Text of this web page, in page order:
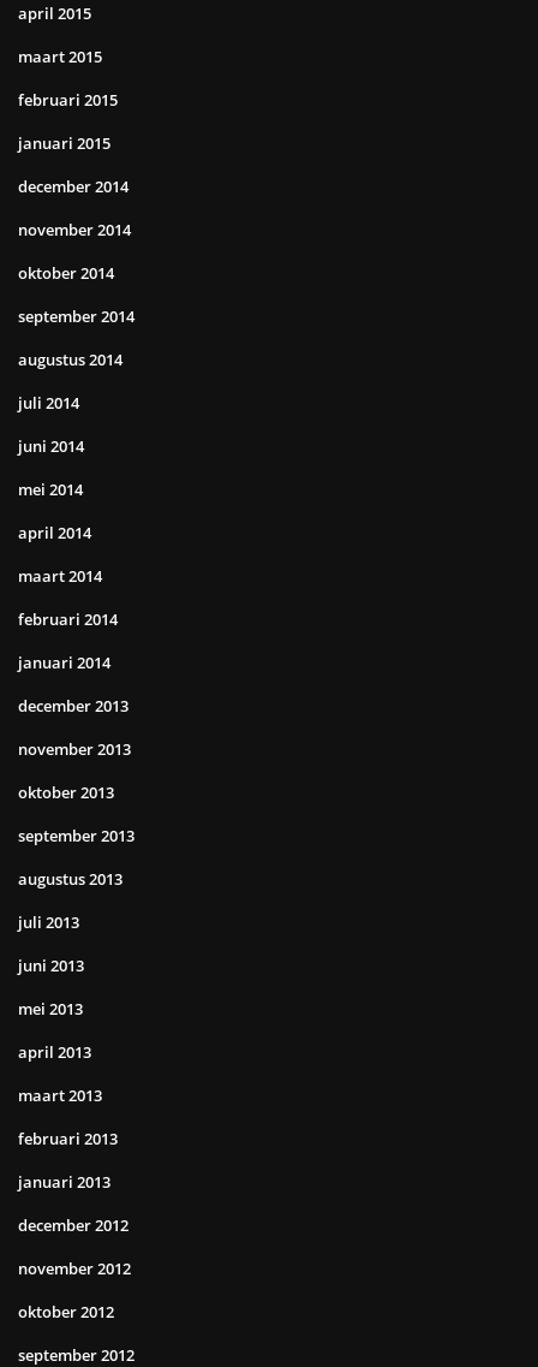
april 2015
maart 2015
februari 2015
januari 2015
december 2014
november 2014
oktober 2014
september 2014
augustus 2014
juli 2014
juni 2014
mei 2014
april 2014
maart 2014
februari 2014
januari 2014
december 2013
november 2013
oktober 2013
september 2013
augustus 2013
juli 2013
juni 2013
mei 2013
april 2013
maart 2013
februari 2013
januari 2013
december 2012
november 2012
oktober 2012
september 2012